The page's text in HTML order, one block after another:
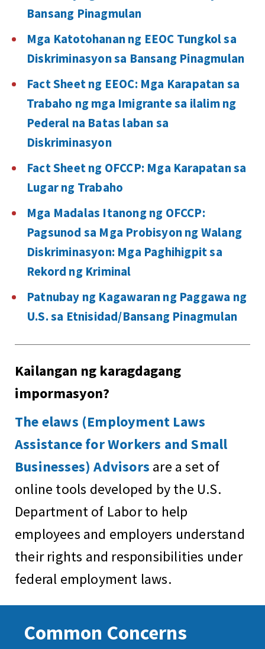
Bansang Pinagmulan
Mga Katotohanan ng EEOC Tungkol sa
Diskriminasyon sa Bansang Pinagmulan
Fact Sheet ng EEOC: Mga Karapatan sa
Trabaho ng mga Imigrante sa ilalim ng
Pederal na Batas laban sa
Diskriminasyon
Fact Sheet ng OFCCP: Mga Karapatan sa
Lugar ng Trabaho
Mga Madalas Itanong ng OFCCP:
Pagsunod sa Mga Probisyon ng Walang
Diskriminasyon: Mga Paghihigpit sa
Rekord ng Kriminal
Patnubay ng Kagawaran ng Paggawa ng
U.S. sa Etnisidad/Bansang Pinagmulan
Kailangan ng karagdagang
impormasyon?
The elaws (Employment Laws
Assistance for Workers and Small
Businesses) Advisors are a set of
online tools developed by the U.S.
Department of Labor to help
employees and employers understand
their rights and responsibilities under
federal employment laws.
Common Concerns